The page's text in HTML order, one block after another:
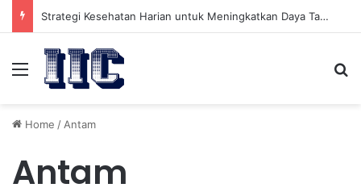
Strategi Kesehatan Harian untuk Meningkatkan Daya Tahan Tubuh dalam Beraktivitas
Menu
Home / Antam
Antam